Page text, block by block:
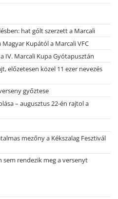
hat gólt szerzett a Marcali
Kupától a Marcali VFC
IV. Marcali Kupa Gyótapusztán
előzetesen közel 11 ezer nevezés
győztese
– augusztus 22-én rajtol a
mezőny a Kékszalag Fesztivál
sem rendezik meg a versenyt